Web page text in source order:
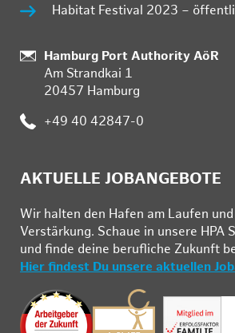
Habitat Festival 2023 –
:
Hamburg Port Authority AöR
Am Strandkai 1
20457 Hamburg
: +49 40 42847-0
AKTUELLE JOBANGEBOTE
Wir hal­ten den Ha­fen am Lau­fen
Ver­stär­kung. Schau­e in un­se­re HPA
und fin­de deine be­ruf­li­che Zu­kunft
Hier findest Du unsere aktuellen